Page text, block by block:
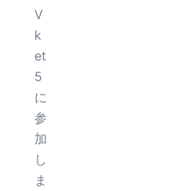
V
k
et
5
に
参
加
し
ま